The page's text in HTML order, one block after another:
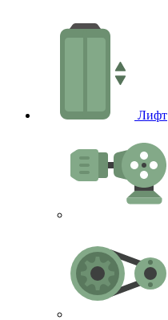
Лифт